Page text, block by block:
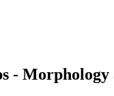
- Morphology